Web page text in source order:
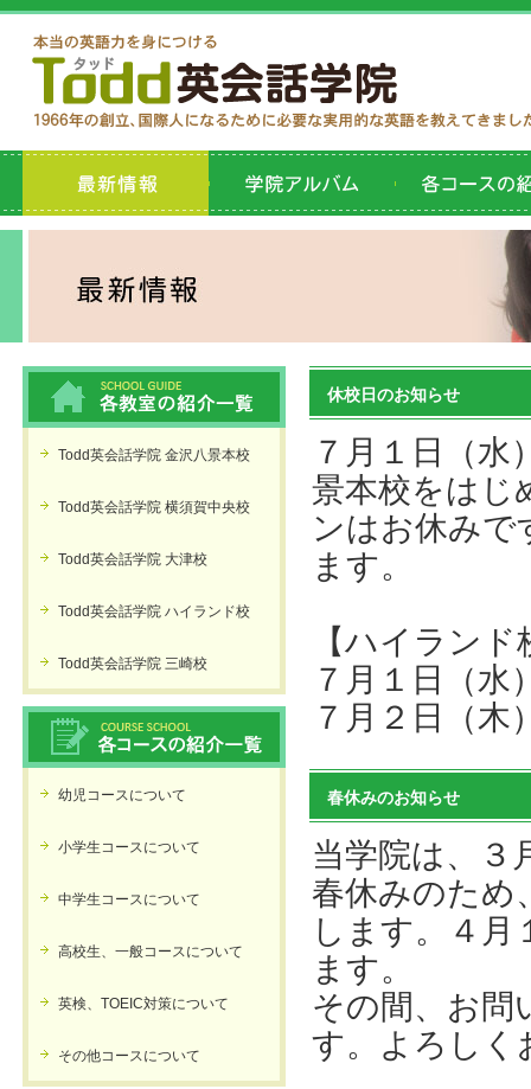
Todd英会話学院 金沢八景本校
Todd英会話学院 横須賀中央校
Todd英会話学院 大津校
Todd英会話学院 ハイランド校
Todd英会話学院 三崎校
幼児コースについて
小学生コースについて
中学生コースについて
高校生、一般コースについて
英検、TOEIC対策について
その他コースについて
休校日のお知らせ
７月１日（水
景本校をはじ
ンはお休みで
ます。
【ハイランド
７月１日（水
７月２日（木
春休みのお知らせ
当学院は、３
春休みのため
します。４月
ます。
その間、お問
す。よろしく